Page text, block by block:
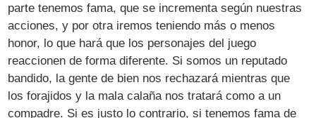
parte tenemos fama, que se incrementa según nuestras
acciones, y por otra iremos teniendo más o menos
honor, lo que hará que los personajes del juego
reaccionen de forma diferente. Si somos un reputado
bandido, la gente de bien nos rechazará mientras que
los forajidos y la mala calaña nos tratará como a un
compadre. Si es justo lo contrario, si tenemos fama de